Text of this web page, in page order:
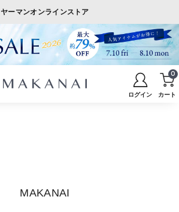
ヤーマンオンラインストア
ログイン カート
0
MAKANAI